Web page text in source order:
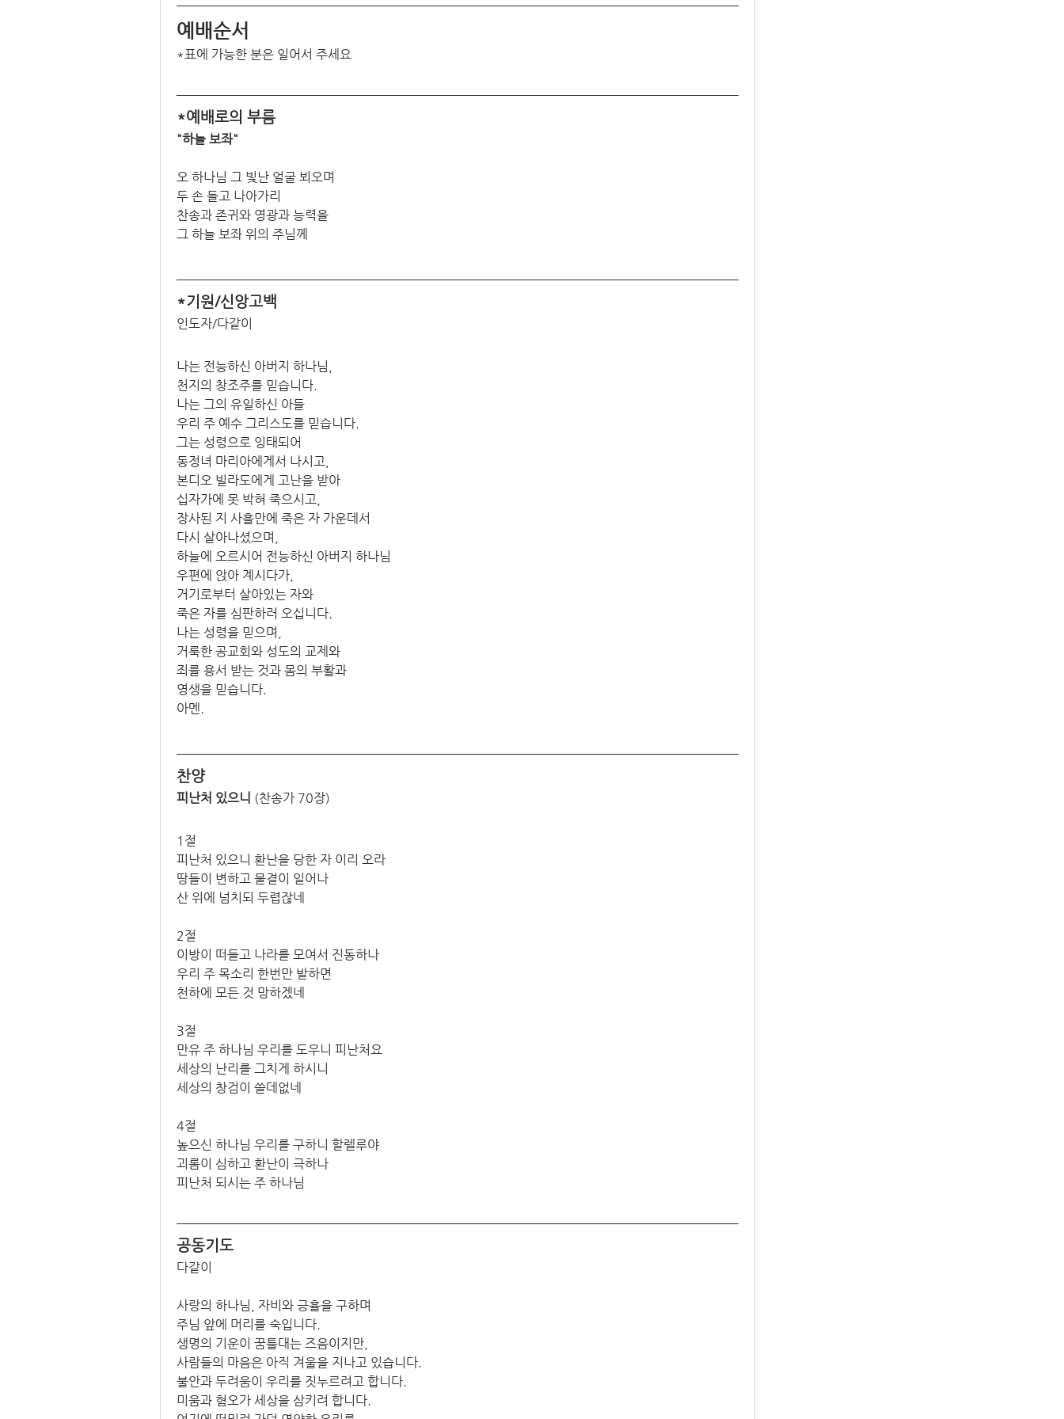
예배순서
*표에 가능한 분은 일어서 주세요
*예배로의 부름
"하늘 보좌"
오 하나님 그 빛난 얼굴 뵈오며
두 손 들고 나아가리
찬송과 존귀와 영광과 능력을
그 하늘 보좌 위의 주님께
*기원/신앙고백
인도자/다같이
나는 전능하신 아버지 하나님,
천지의 창조주를 믿습니다.
나는 그의 유일하신 아들
우리 주 예수 그리스도를 믿습니다.
그는 성령으로 잉태되어
동정녀 마리아에게서 나시고,
본디오 빌라도에게 고난을 받아
십자가에 못 박혀 죽으시고,
장사된 지 사흘만에 죽은 자 가운데서
다시 살아나셨으며,
하늘에 오르시어 전능하신 아버지 하나님
우편에 앉아 계시다가,
거기로부터 살아있는 자와
죽은 자를 심판하러 오십니다.
나는 성령을 믿으며,
거룩한 공교회와 성도의 교제와
죄를 용서 받는 것과 몸의 부활과
영생을 믿습니다.
아멘.
찬양
피난처 있으니 (찬송가 70장)
1절
피난처 있으니 환난을 당한 자 이리 오라
땅들이 변하고 물결이 일어나
산 위에 넘치되 두렵잖네
2절
이방이 떠들고 나라를 모여서 진동하나
우리 주 목소리 한번만 발하면
천하에 모든 것 망하겠네
3절
만유 주 하나님 우리를 도우니 피난처요
세상의 난리를 그치게 하시니
세상의 창검이 쓸데없네
4절
높으신 하나님 우리를 구하니 할렐루야
괴롬이 심하고 환난이 극하나
피난처 되시는 주 하나님
공동기도
다같이
사랑의 하나님, 자비와 긍휼을 구하며
주님 앞에 머리를 숙입니다.
생명의 기운이 꿈틀대는 즈음이지만,
사람들의 마음은 아직 겨울을 지나고 있습니다.
불안과 두려움이 우리를 짓누르려고 합니다.
미움과 혐오가 세상을 삼키려 합니다.